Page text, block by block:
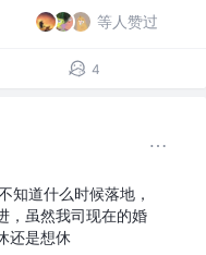
等人赞过
4
知道什么时候落地，
，虽然我司现在的婚
还是想休